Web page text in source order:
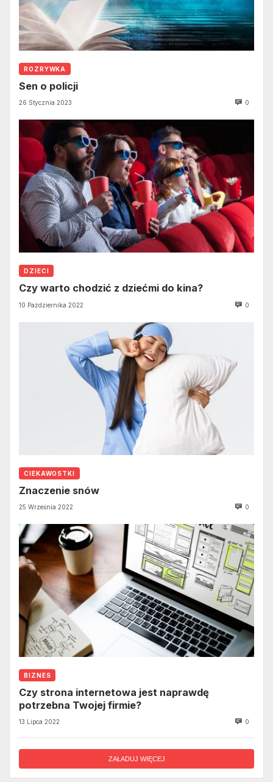
ROZRYWKA
Sen o policji
26 Stycznia 2023 0
DZIECI
Czy warto chodzić z dziećmi do kina?
10 Października 2022 0
CIEKAWOSTKI
Znaczenie snów
25 Września 2022 0
BIZNES
Czy strona internetowa jest naprawdę
potrzebna Twojej firmie?
13 Lipca 2022 0
ZAŁADUJ WIĘCEJ